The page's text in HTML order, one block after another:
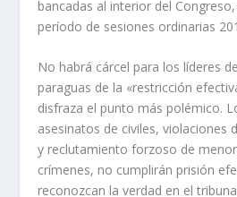
bancadas al interior del
período de sesiones ordinarias
No habrá cárcel para los líderes
paraguas de la «restricción
disfraza el punto más polémico.
asesinatos de civiles, violaciones
y reclutamiento forzoso de
crímenes, no cumplirán prisión
reconozcan la verdad en el